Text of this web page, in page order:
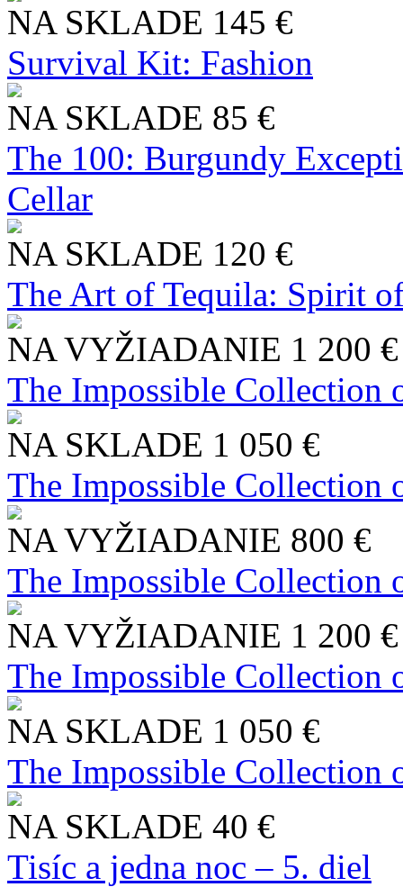
NA SKLADE 145 €
Survival Kit: Fashion
NA SKLADE 85 €
The 100: Burgundy
Cellar
NA SKLADE 120 €
The Art of Tequila: Spirit
NA VYŽIADANIE 1 200 €
The Impossible Collection
NA SKLADE 1 050 €
The Impossible Collection
NA VYŽIADANIE 800 €
The Impossible Collection
NA VYŽIADANIE 1 200 €
The Impossible Collection
NA SKLADE 1 050 €
The Impossible Collection
NA SKLADE 40 €
Tisíc a jedna noc – 5. diel